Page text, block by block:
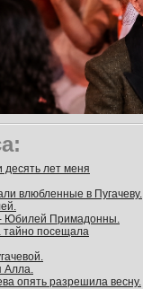
лет меня
влюбленные в Пугачеву.
Юбилей Примадонны.
тайно посещала
опять разрешила весну.